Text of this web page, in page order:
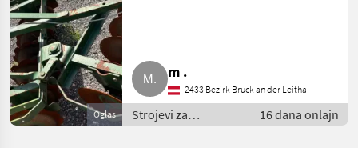
Oglas
m .
2433 Bezirk Bruck an der Leitha
Strojevi za
vinogradarstvo /
16 dana onlajn